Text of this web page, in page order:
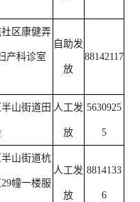
区康健弄
产科诊室
自助发
放
88142117
山街道田 人工发
放
5630925
5
山街道杭
幢一楼服
人工发
放
8814133
6